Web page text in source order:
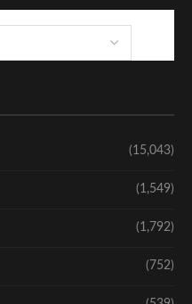
(15,043)
(1,549)
(1,792)
(752)